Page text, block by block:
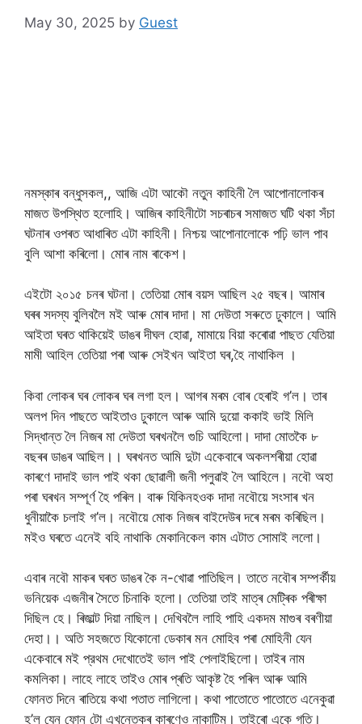
May 30, 2025 by Guest
নমস্কাৰ বন্ধুসকল,, আজি এটা আকৌ নতুন কাহিনী লৈ আপোনালোকৰ
মাজত উপস্থিত হলোহি। আজিৰ কাহিনীটো সচৰাচৰ সমাজত ঘটি থকা সঁচা
ঘটনাৰ ওপৰত আধাৰিত এটা কাহিনী। নিশ্চয় আপোনালোকে পঢ়ি ভাল পাব
বুলি আশা কৰিলো। মোৰ নাম ৰাকেশ।
এইটো ২০১৫ চনৰ ঘটনা। তেতিয়া মোৰ বয়স আছিল ২৫ বছৰ। আমাৰ
ঘৰৰ সদস্য বুলিবলৈ মই আৰু মোৰ দাদা। মা দেউতা সৰুতে ঢুকালে। আমি
আইতা ঘৰত থাকিয়েই ডাঙৰ দীঘল হোৱা, মামায়ে বিয়া কৰোৱা পাছত যেতিয়া
মামী আহিল তেতিয়া পৰা আৰু সেইখন আইতা ঘৰ,হৈ নাথাকিল ।
কিবা লোকৰ ঘৰ লোকৰ ঘৰ লগা হল। আগৰ মৰম বোৰ হেৰাই গ’ল। তাৰ
অলপ দিন পাছতে আইতাও ঢুকালে আৰু আমি দুয়ো ককাই ভাই মিলি
সিদ্ধান্ত লৈ নিজৰ মা দেউতা ঘৰখনলৈ গুচি আহিলো। দাদা মোতকৈ ৮
বছৰৰ ডাঙৰ আছিল।। ঘৰখনত আমি দুটা একেবাৰে অকলশৰীয়া হোৱা
কাৰণে দাদাই ভাল পাই থকা ছোৱালী জনী পলুৱাই লৈ আহিলে। নবৌ অহা
পৰা ঘৰখন সম্পূৰ্ণ হৈ পৰিল। বাৰু যিকিনহওক দাদা নবৌয়ে সংসাৰ খন
ধুনীয়াকৈ চলাই গ’ল। নবৌয়ে মোক নিজৰ বাইদেউৰ দৰে মৰম কৰিছিল।
মইও ঘৰতে এনেই বহি নাথাকি মেকানিকেল কাম এটাত সোমাই ললো।
এবাৰ নবৌ মাকৰ ঘৰত ডাঙৰ কৈ ন-খোৱা পাতিছিল। তাতে নবৌৰ সম্পৰ্কীয়
ভনিয়েক এজনীৰ সৈতে চিনাকি হলো। তেতিয়া তাই মাত্ৰ মেট্ৰিক পৰীক্ষা
দিছিল হে। ৰিজাল্ট দিয়া নাছিল। দেখিবলৈ লাহি পাহি একদম মাগুৰ বৰণীয়া
দেহা।। অতি সহজতে যিকোনো ডেকাৰ মন মোহিব পৰা মোহিনী যেন
একেবাৰে মই প্রথম দেখোতেই ভাল পাই পেলাইছিলো। তাইৰ নাম
কমলিকা। লাহে লাহে তাইও মোৰ প্ৰতি আকৃষ্ট হৈ পৰিল আৰু আমি
ফোনত দিনে ৰাতিয়ে কথা পতাত লাগিলো। কথা পাতোতে পাতোতে এনেকুৱা
হ’ল যেন ফোন টো এখন্তেকৰ কাৰণেও নাকাটিম। তাইৰো একে গতি।